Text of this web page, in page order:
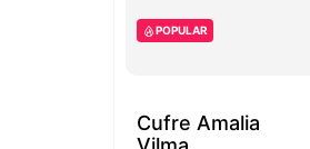
POPULAR
Cufre Amalia